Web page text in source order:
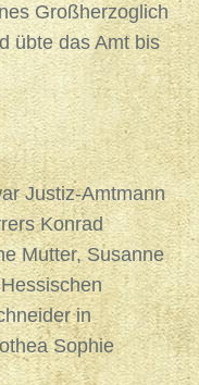
Großherzoglich
übte das Amt bis
Justiz-Amtmann
Konrad
Mutter, Susanne
in
Sophie